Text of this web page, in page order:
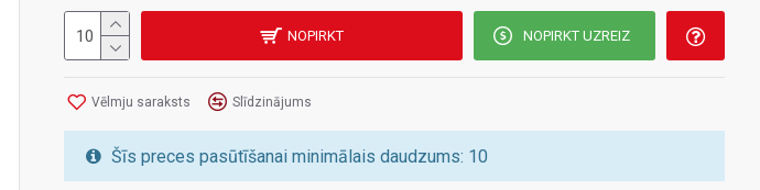
NOPIRKT NOPIRKT UZREIZ
Vēlmju saraksts Slīdzinājums
Šīs preces pasūtīšanai minimālais daudzums: 10